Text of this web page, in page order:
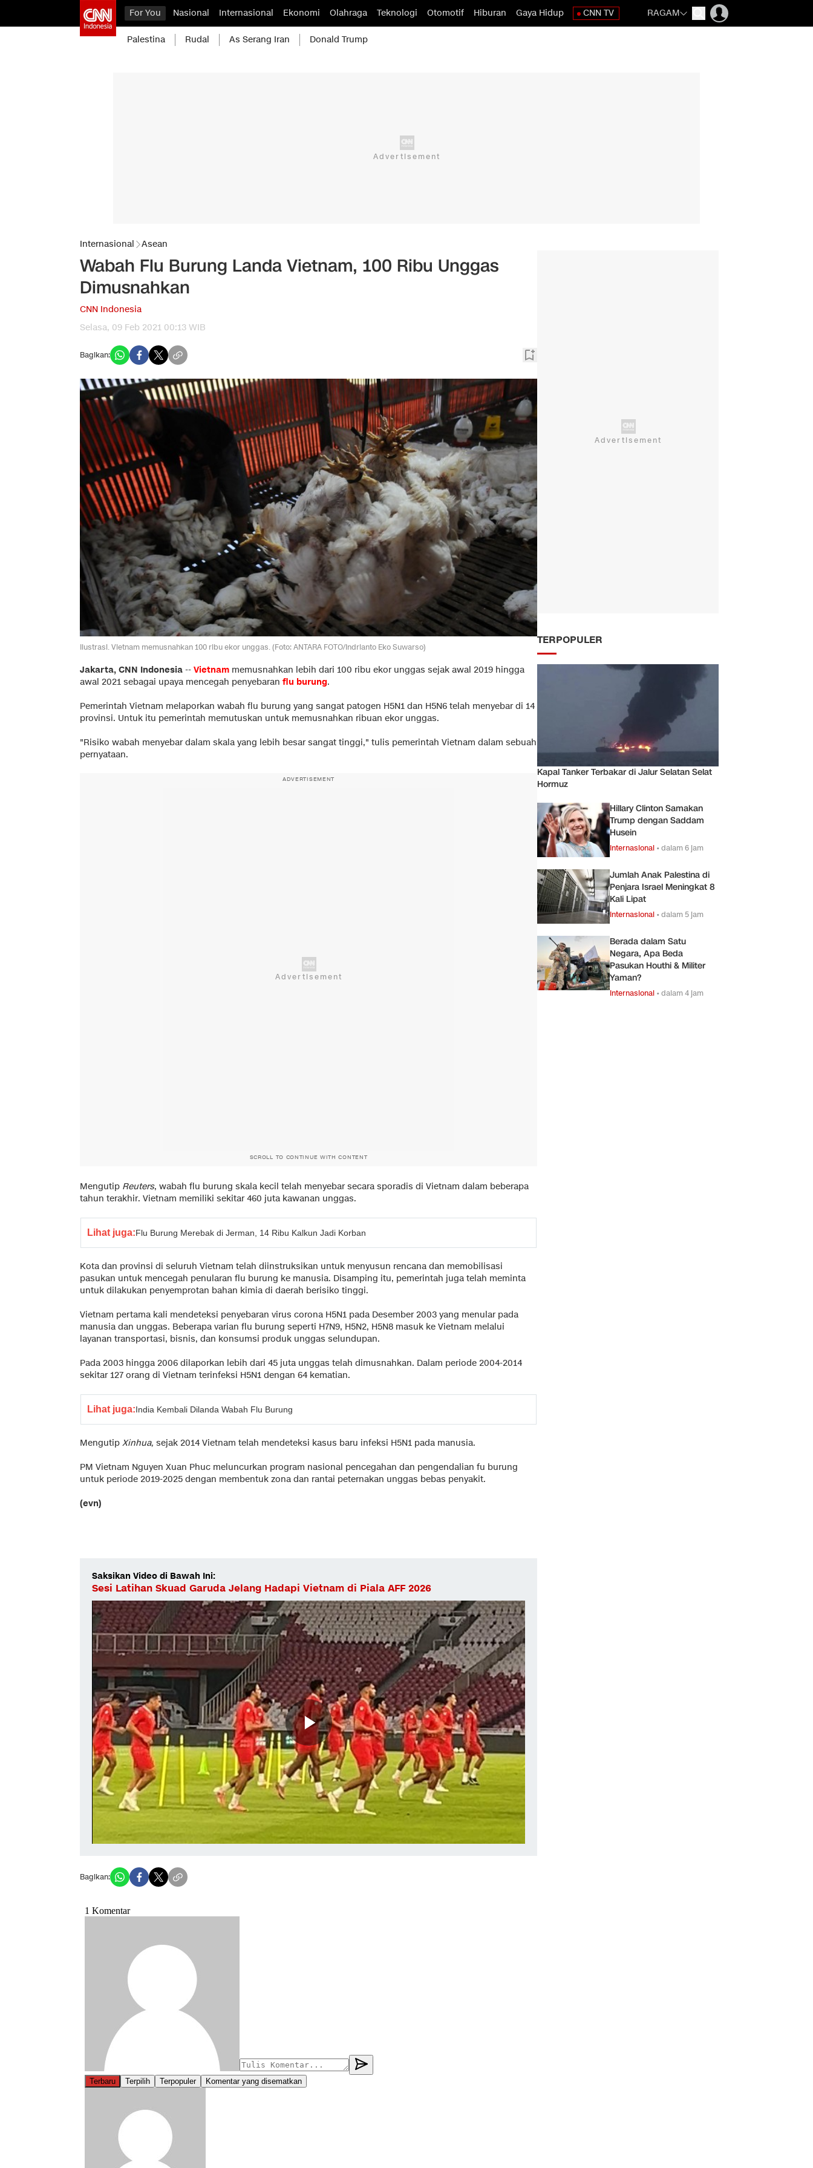
For You Nasional Internasional Ekonomi Olahraga Teknologi Otomotif Hiburan Gaya Hidup CNN TV RAGAM
Palestina Rudal As Serang Iran Donald Trump
Internasional Asean
Wabah Flu Burung Landa Vietnam, 100 Ribu Unggas
Dimusnahkan
CNN Indonesia
Selasa, 09 Feb 2021 00:13 WIB
Bagikan:
Ilustrasi. Vietnam memusnahkan 100 ribu ekor unggas. (Foto: ANTARA FOTO/Indrianto Eko Suwarso)
Jakarta, CNN Indonesia -- Vietnam memusnahkan lebih dari 100 ribu ekor unggas sejak awal 2019 hingga
awal 2021 sebagai upaya mencegah penyebaran flu burung.
Pemerintah Vietnam melaporkan wabah flu burung yang sangat patogen H5N1 dan H5N6 telah menyebar di 14
provinsi. Untuk itu pemerintah memutuskan untuk memusnahkan ribuan ekor unggas.
"Risiko wabah menyebar dalam skala yang lebih besar sangat tinggi," tulis pemerintah Vietnam dalam sebuah
pernyataan.
ADVERTISEMENT
SCROLL TO CONTINUE WITH CONTENT
Mengutip Reuters, wabah flu burung skala kecil telah menyebar secara sporadis di Vietnam dalam beberapa
tahun terakhir. Vietnam memiliki sekitar 460 juta kawanan unggas.
Lihat juga:Flu Burung Merebak di Jerman, 14 Ribu Kalkun Jadi Korban
Kota dan provinsi di seluruh Vietnam telah diinstruksikan untuk menyusun rencana dan memobilisasi
pasukan untuk mencegah penularan flu burung ke manusia. Disamping itu, pemerintah juga telah meminta
untuk dilakukan penyemprotan bahan kimia di daerah berisiko tinggi.
Vietnam pertama kali mendeteksi penyebaran virus corona H5N1 pada Desember 2003 yang menular pada
manusia dan unggas. Beberapa varian flu burung seperti H7N9, H5N2, H5N8 masuk ke Vietnam melalui
layanan transportasi, bisnis, dan konsumsi produk unggas selundupan.
Pada 2003 hingga 2006 dilaporkan lebih dari 45 juta unggas telah dimusnahkan. Dalam periode 2004-2014
sekitar 127 orang di Vietnam terinfeksi H5N1 dengan 64 kematian.
Lihat juga:India Kembali Dilanda Wabah Flu Burung
Mengutip Xinhua, sejak 2014 Vietnam telah mendeteksi kasus baru infeksi H5N1 pada manusia.
PM Vietnam Nguyen Xuan Phuc meluncurkan program nasional pencegahan dan pengendalian fu burung
untuk periode 2019-2025 dengan membentuk zona dan rantai peternakan unggas bebas penyakit.
(evn)
Saksikan Video di Bawah Ini:
Sesi Latihan Skuad Garuda Jelang Hadapi Vietnam di Piala AFF 2026
Bagikan:
TERPOPULER
Kapal Tanker Terbakar di Jalur Selatan Selat
Hormuz
Hillary Clinton Samakan
Trump dengan Saddam
Husein
Internasional •dalam 6 jam
Jumlah Anak Palestina di
Penjara Israel Meningkat 8
Kali Lipat
Internasional •dalam 5 jam
Berada dalam Satu
Negara, Apa Beda
Pasukan Houthi & Militer
Yaman?
Internasional •dalam 4 jam